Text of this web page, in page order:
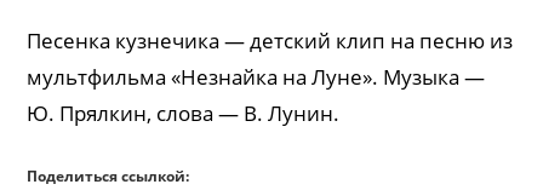
Песенка кузнечика — детский клип на песню из
мультфильма «Незнайка на Луне». Музыка —
Ю. Прялкин, слова — В. Лунин.
Поделиться ссылкой: